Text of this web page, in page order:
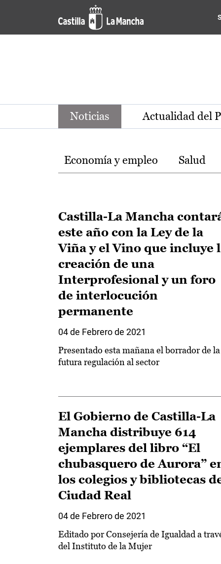
Pasar al contenido principal
Noticias de la región de
Noticias Actualidad del
Temas
Economía y empleo Salud
Castilla-La Mancha
este año con la Ley de la
Viña y el Vino que incluye
creación de una
Interprofesional y un foro
de interlocución
permanente
04 de Febrero de 2021
Presentado esta mañana el borrador de la
futura regulación al sector
El Gobierno de Castilla-La
Mancha distribuye 614
ejemplares del libro “El
chubasquero de Aurora”
los colegios y bibliotecas
Ciudad Real
04 de Febrero de 2021
Editado por Consejería de Igualdad a
del Instituto de la Mujer